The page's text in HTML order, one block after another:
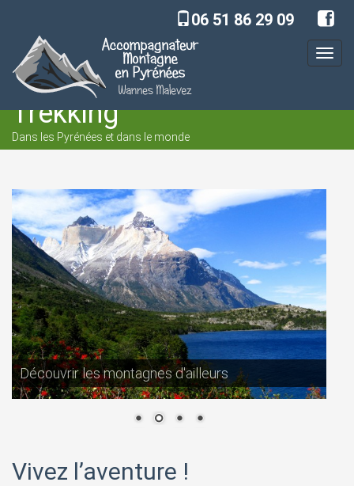
06 51 86 29 09
Trekking
Dans les Pyrénées et dans le monde
Découvrir les montagnes d'ailleurs
Vivez l’aventure !